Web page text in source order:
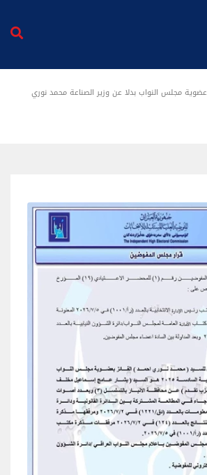
مجلس النواب بدلا عن وزير الصناعة محمد نوري